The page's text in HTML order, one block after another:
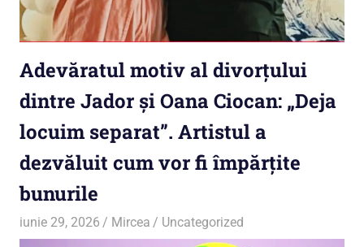
Adevăratul motiv al divorțului
dintre Jador și Oana Ciocan: „Deja
locuim separat”. Artistul a
dezvăluit cum vor fi împărțite
bunurile
iunie 29, 2026 Mircea Uncategorized